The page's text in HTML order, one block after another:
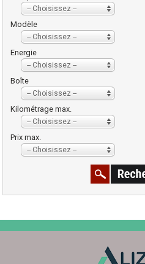
-- Choisissez --
Modèle
-- Choisissez --
Energie
-- Choisissez --
Boîte
-- Choisissez --
Kilométrage max.
-- Choisissez --
Prix max.
-- Choisissez --